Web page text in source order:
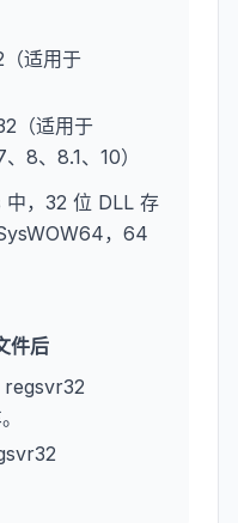
适用于
（适用于
8、8.1、10）
，32 位 DLL 存
，64
件后